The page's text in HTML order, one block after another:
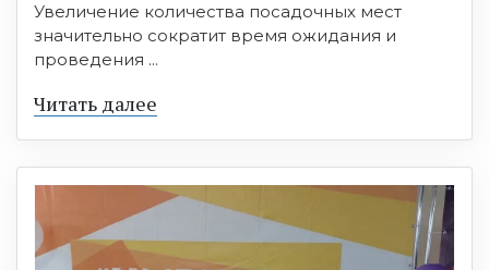
Увеличение количества посадочных мест
значительно сократит время ожидания и
проведения ...
Читать далее